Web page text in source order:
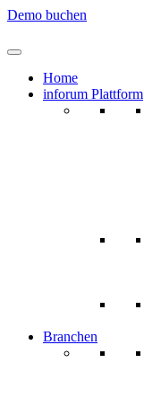
Demo buchen
Home
inforum Plattform
Branchen